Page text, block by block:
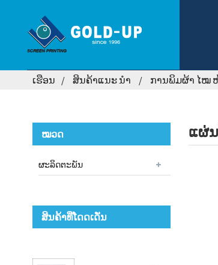
ເຮືອນ ສິນຄ້າແນະ ນຳ ການພິມຜ້າ ໄໝ
ໝວດ
ຜະລິດຕະພັນ
ສິນຄ້າທີ່ໂດດເດັ່ນ
ແຜ່